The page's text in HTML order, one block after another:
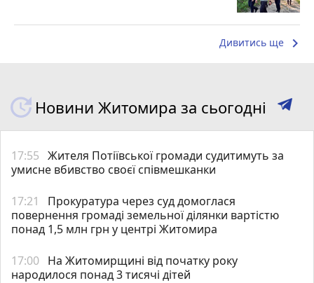
Дивитись ще keyboard_arrow_right
Новини Житомира за сьогодні
17:55 Жителя Потіївської громади судитимуть за
умисне вбивство своєї співмешканки
17:21
Прокуратура через суд домоглася
повернення громаді земельної ділянки вартістю
понад 1,5 млн грн у центрі Житомира
17:00 На Житомирщині від початку року
народилося понад 3 тисячі дітей